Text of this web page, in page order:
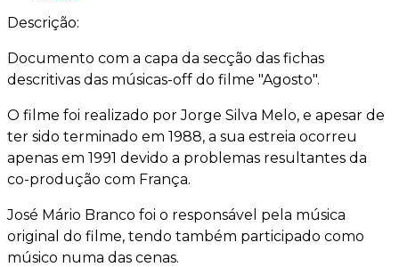
Descrição:
Documento com a capa da secção das fichas
descritivas das músicas-off do filme "Agosto".
O filme foi realizado por Jorge Silva Melo, e apesar de
ter sido terminado em 1988, a sua estreia ocorreu
apenas em 1991 devido a problemas resultantes da
co-produção com França.
José Mário Branco foi o responsável pela música
original do filme, tendo também participado como
músico numa das cenas.